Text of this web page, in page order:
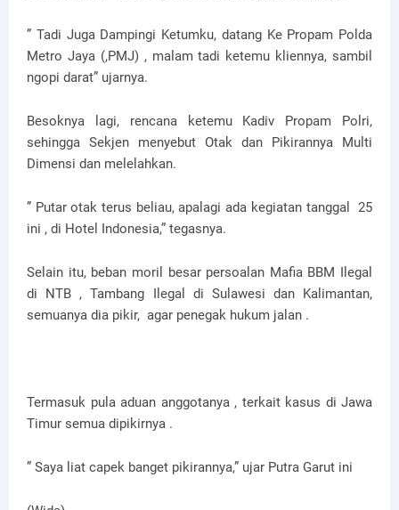
” Tadi Juga Dampingi Ketumku, datang Ke Propam Polda
Metro Jaya (,PMJ) , malam tadi ketemu kliennya, sambil
ngopi darat” ujarnya.
Besoknya lagi, rencana ketemu Kadiv Propam Polri,
sehingga Sekjen menyebut Otak dan Pikirannya Multi
Dimensi dan melelahkan.
” Putar otak terus beliau, apalagi ada kegiatan tanggal 25
ini , di Hotel Indonesia,” tegasnya.
Selain itu, beban moril besar persoalan Mafia BBM Ilegal
di NTB , Tambang Ilegal di Sulawesi dan Kalimantan,
semuanya dia pikir, agar penegak hukum jalan .
Termasuk pula aduan anggotanya , terkait kasus di Jawa
Timur semua dipikirnya .
” Saya liat capek banget pikirannya,” ujar Putra Garut ini